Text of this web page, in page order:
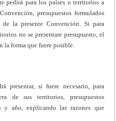
pedirá para los países o territorios a
presupuestos formulados
la presente Convención. Si para
no se presentare presupuesto, el
la forma que fuere posible.
presentar, si fuere necesario, para
de sus territorios, presupuestos
y año, explicando las razones que